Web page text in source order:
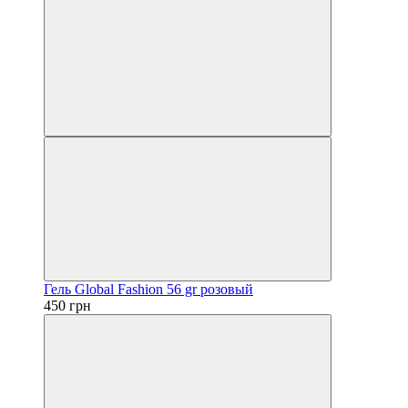
Гель Global Fashion 56 gr розовый
450 грн